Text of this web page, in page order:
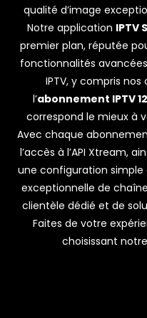
qualité d’image
Notre application IPTV
premier plan, réputée
fonctionnalités
IPTV, y compris
l’abonnement IPTV
correspond le mieux à
Avec chaque
l’accès à l’API Xtream,
une configuration simple
exceptionnelle de
clientèle dédié et de
Faites de votre
choisissant